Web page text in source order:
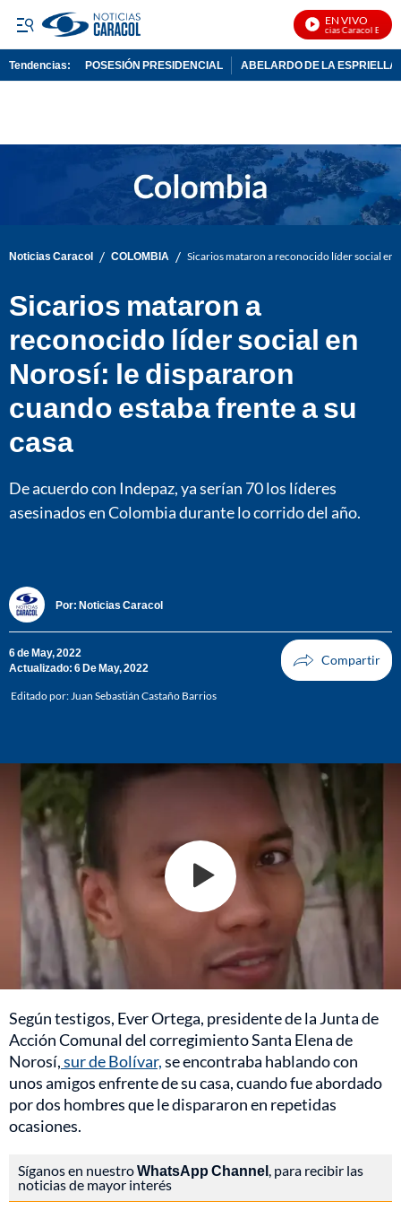
EN VIVO
Noticias Caracol En Vivo
Tendencias: POSESIÓN PRESIDENCIAL ABELARDO DE LA ESPRIELLA
Noticias Caracol / COLOMBIA / Sicarios mataron a reconocido líder social en
Sicarios mataron a
reconocido líder social en
Norosí: le dispararon
cuando estaba frente a su
casa
De acuerdo con Indepaz, ya serían 70 los líderes
asesinados en Colombia durante lo corrido del año.
Por: Noticias Caracol
6 de May, 2022
Actualizado: 6 De May, 2022
Editado por:Juan Sebastián Castaño Barrios
Según testigos, Ever Ortega, presidente de la Junta de
Acción Comunal del corregimiento Santa Elena de
Norosí,sur de Bolívar,se encontraba hablando con
unos amigos enfrente de su casa, cuando fue abordado
por dos hombres que le dispararon en repetidas
ocasiones.
Síganos en nuestroWhatsApp Channel , para recibir las
noticias de mayor interés